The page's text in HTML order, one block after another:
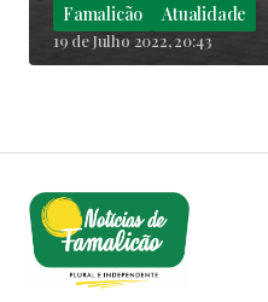
Famalicão
Atualidade
19 de Julho 2022, 20:43